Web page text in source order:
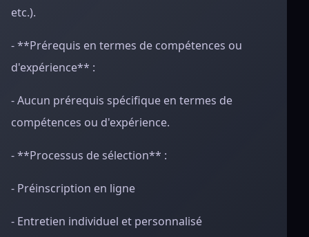
etc.).
- **Prérequis en termes de compétences ou
d'expérience** :
- Aucun prérequis spécifique en termes de
compétences ou d'expérience.
- **Processus de sélection** :
- Préinscription en ligne
- Entretien individuel et personnalisé